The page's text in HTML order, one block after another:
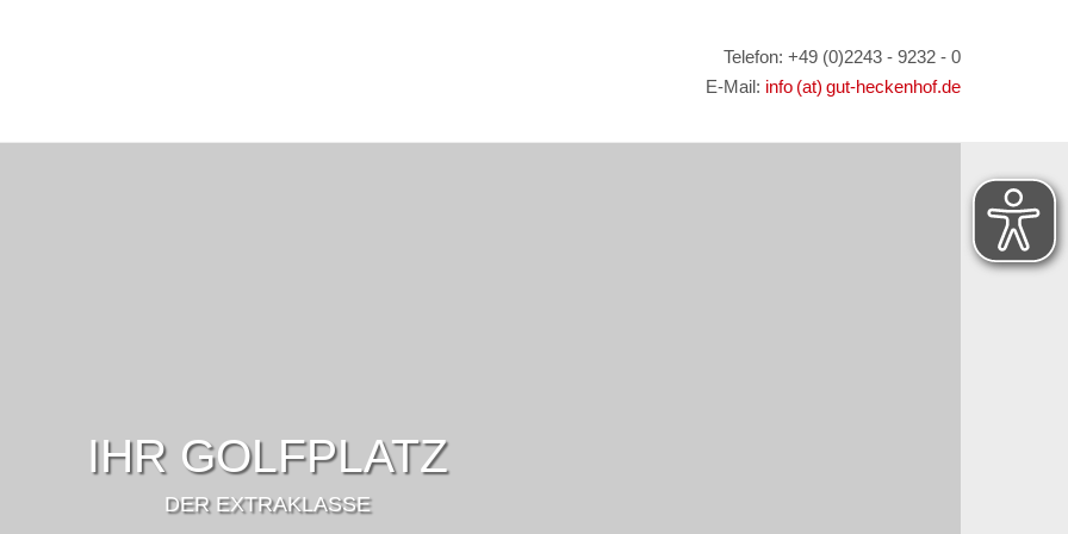
Telefon: +49 (0)2243 - 9232 - 0
E-Mail: info (at) gut-heckenhof.de
IHR GOLFPLATZ
DER EXTRAKLASSE